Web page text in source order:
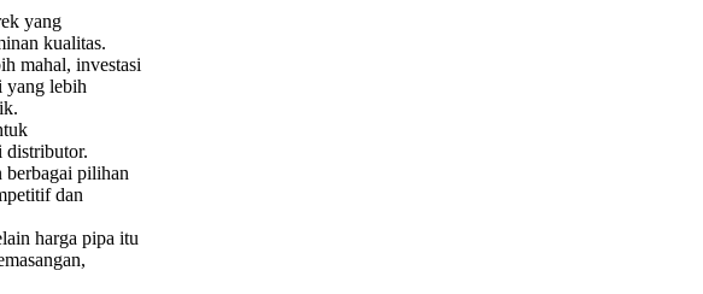
yang
kualitas.
mahal, investasi
yang lebih
distributor.
berbagai pilihan
dan
harga pipa itu